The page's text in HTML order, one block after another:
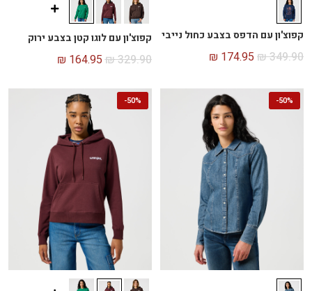
קפוצ'ון עם הדפס בצבע כחול נייבי
₪349.90
₪ 174.95
קפוצ'ון עם לוגו קטן בצבע ירוק
₪329.90
₪ 164.95
50%
-
50%
-